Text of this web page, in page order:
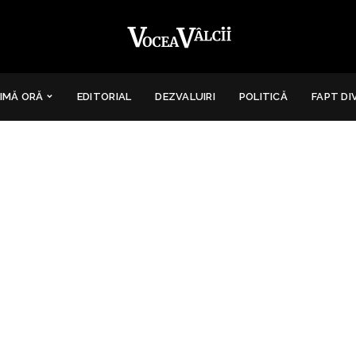
ORĂ EDITORIAL DEZVALUIRI POLITICĂ FAPT